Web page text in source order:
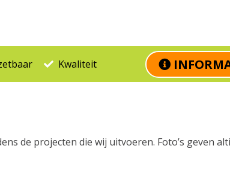
Kwaliteit
de projecten die wij uitvoeren. Foto’s geven